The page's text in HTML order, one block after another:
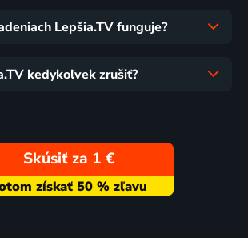
Lepšia.TV funguje?
kedykoľvek zrušiť?
Skúsiť za 1 €